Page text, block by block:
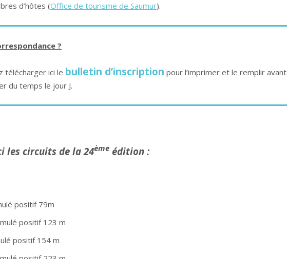
d’hôtes (Office de tourisme de Saumur).
?
télécharger ici le bulletin d’inscription pour l’imprimer et le remplir avant
du temps le jour J.
circuits de la 24ème édition :
positif 79m
positif 123 m
positif 154 m